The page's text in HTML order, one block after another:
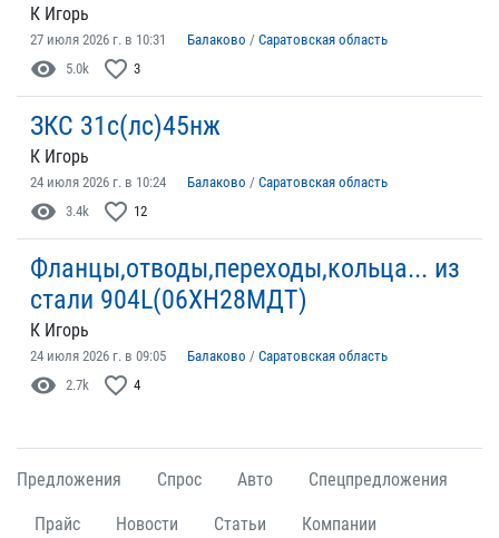
К Игорь
27 июля 2026 г. в 10:31 Балаково / Саратовская область
visibility 5.0k favorite_border 3
ЗКС 31с(лс)45нж
К Игорь
24 июля 2026 г. в 10:24 Балаково / Саратовская область
visibility 3.4k favorite_border 12
Фланцы,отводы,переходы,кольца... из
стали 904L(06ХН28МДТ)
К Игорь
24 июля 2026 г. в 09:05 Балаково / Саратовская область
visibility 2.7k favorite_border 4
Предложения Спрос Авто Спецпредложения
Прайс Новости Статьи Компании